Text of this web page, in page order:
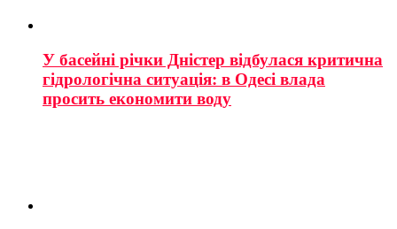
У басейні річки Дністер відбулася критична
гідрологічна ситуація: в Одесі влада
просить економити воду